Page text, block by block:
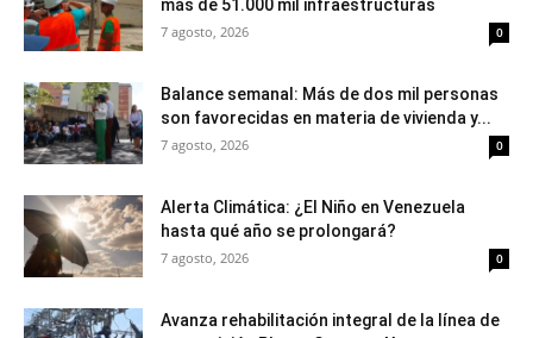
más de 51.000 mil infraestructuras
7 agosto, 2026 0
Balance semanal: Más de dos mil personas
son favorecidas en materia de vivienda y...
7 agosto, 2026 0
Alerta Climática: ¿El Niño en Venezuela
hasta qué año se prolongará?
7 agosto, 2026 0
Avanza rehabilitación integral de la línea de